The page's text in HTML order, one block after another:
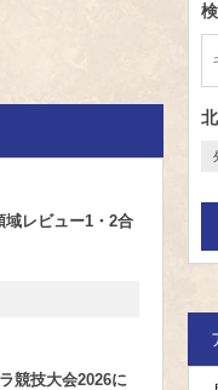
域レビュー1・2合
競技大会2026に